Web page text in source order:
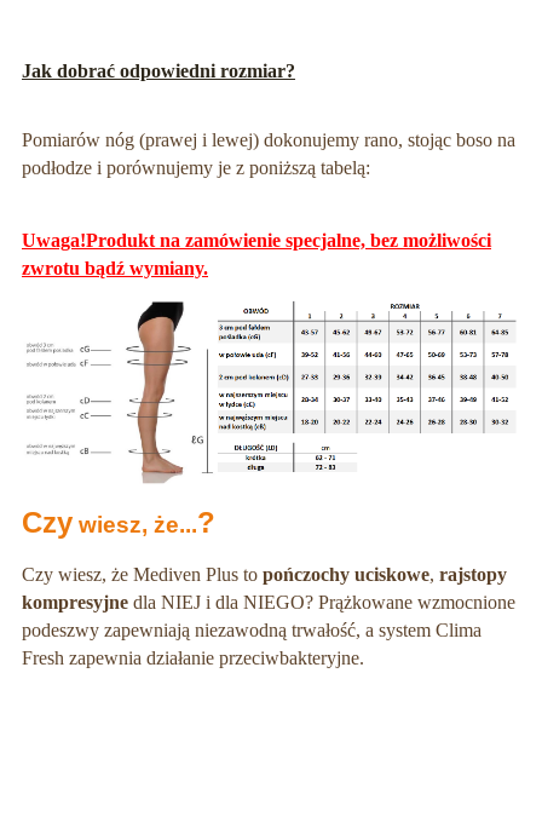
Jak dobrać odpowiedni rozmiar?
Pomiarów nóg (prawej i lewej) dokonujemy rano, stojąc boso na
podłodze i porównujemy je z poniższą tabelą:
Uwaga!Produkt na zamówienie specjalne, bez możliwości
zwrotu bądź wymiany.
Czy wiesz, że...?
Czy wiesz, że Mediven Plus to pończochy uciskowe, rajstopy
kompresyjne dla NIEJ i dla NIEGO? Prążkowane wzmocnione
podeszwy zapewniają niezawodną trwałość, a system Clima
Fresh zapewnia działanie przeciwbakteryjne.